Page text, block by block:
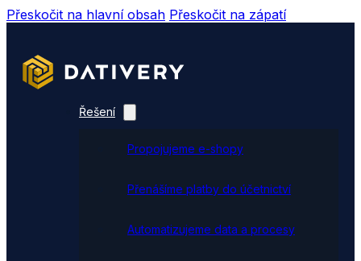
Přeskočit na hlavní obsah Přeskočit na zápatí
Řešení
Propojujeme e-shopy
Přenášíme platby do účetnictví
Automatizujeme data a procesy